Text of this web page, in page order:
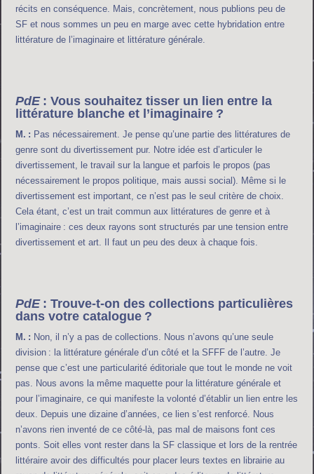
récits en conséquence. Mais, concrètement, nous publions peu de
SF et nous sommes un peu en marge avec cette hybridation entre
littérature de l’imaginaire et littérature générale.
PdE : Vous souhaitez tisser un lien entre la
littérature blanche et l’imaginaire ?
M. : Pas nécessairement. Je pense qu’une partie des littératures de
genre sont du divertissement pur. Notre idée est d’articuler le
divertissement, le travail sur la langue et parfois le propos (pas
nécessairement le propos politique, mais aussi social). Même si le
divertissement est important, ce n’est pas le seul critère de choix.
Cela étant, c’est un trait commun aux littératures de genre et à
l’imaginaire : ces deux rayons sont structurés par une tension entre
divertissement et art. Il faut un peu des deux à chaque fois.
PdE : Trouve-t-on des collections particulières
dans votre catalogue ?
M. : Non, il n’y a pas de collections. Nous n’avons qu’une seule
division : la littérature générale d’un côté et la SFFF de l’autre. Je
pense que c’est une particularité éditoriale que tout le monde ne voit
pas. Nous avons la même maquette pour la littérature générale et
pour l’imaginaire, ce qui manifeste la volonté d’établir un lien entre les
deux. Depuis une dizaine d’années, ce lien s’est renforcé. Nous
n’avons rien inventé de ce côté-là, pas mal de maisons font ces
ponts. Soit elles vont rester dans la SF classique et lors de la rentrée
littéraire avoir des difficultés pour placer leurs textes en librairie au